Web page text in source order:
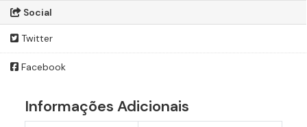
Social
Twitter
Facebook
Informações Adicionais